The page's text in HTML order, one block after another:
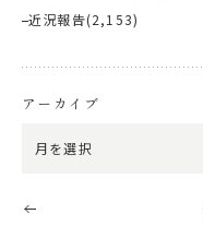
近況報告(2,153)
アーカイブ